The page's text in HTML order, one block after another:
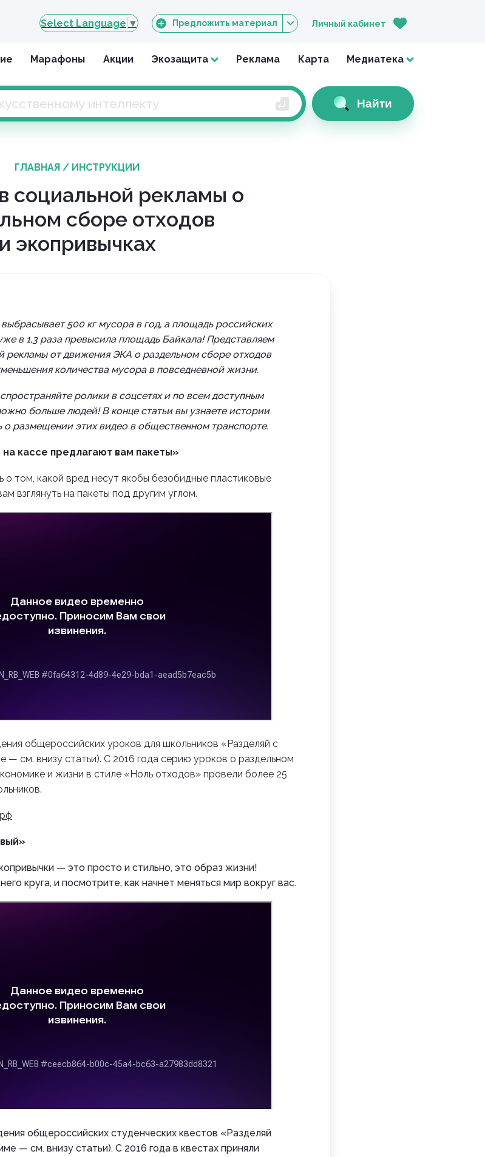
Select Language ▼ Предложить материал Личный кабинет
Марафоны Акции Экозащита Реклама Карта Медиатека
Найти
ГЛАВНАЯ / ИНСТРУКЦИИ
социальной рекламы о
сборе отходов
и экопривычках
500 кг мусора в год, а площадь российских
в 1,3 раза превысила площадь Байкала! Представляем
рекламы от движения ЭКА о раздельном сборе отходов
количества мусора в повседневной жизни.
ролики в соцсетях и по всем доступным
больше людей! В конце статьи вы узнаете истории
размещении этих видео в общественном транспорте.
кассе предлагают вам пакеты»
о том, какой вред несут якобы безобидные пластиковые
взглянуть на пакеты под другим углом.
общероссийских уроков для школьников «Разделяй с
— см. внизу статьи). С 2016 года серию уроков о раздельном
и жизни в стиле «Ноль отходов» провели более 25
— это просто и стильно, это образ жизни!
круга, и посмотрите, как начнет меняться мир вокруг вас.
общероссийских студенческих квестов «Разделяй
— см. внизу статьи). С 2016 года в квестах приняли